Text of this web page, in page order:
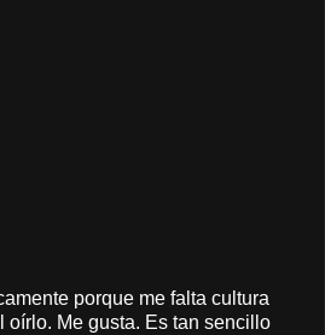
porque me falta cultura
oírlo. Me gusta. Es tan sencillo